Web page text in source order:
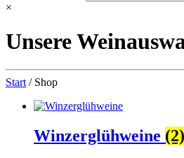
×
Unsere
Start/ Shop
Winzerglühweine (2)